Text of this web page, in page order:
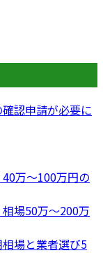
認申請が必要に
万〜100万円の
場50万〜200万
場と業者選び5